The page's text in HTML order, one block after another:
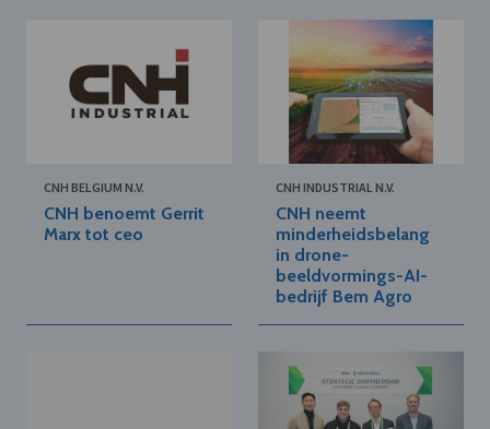
CNH BELGIUM N.V.
CNH benoemt Gerrit
Marx tot ceo
CNH INDUSTRIAL N.V.
CNH neemt
minderheidsbelang
in drone-
beeldvormings-AI-
bedrijf Bem Agro